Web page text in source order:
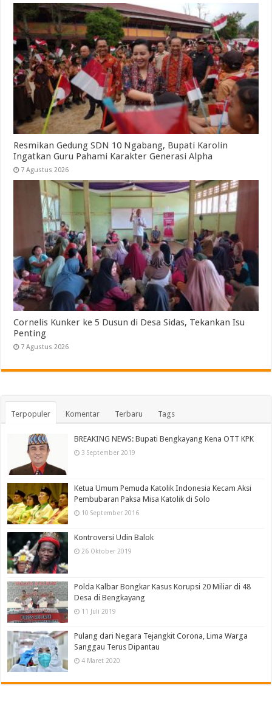
Resmikan Gedung SDN 10 Ngabang, Bupati Karolin
Ingatkan Guru Pahami Karakter Generasi Alpha
7 Agustus 2026
Cornelis Kunker ke 5 Dusun di Desa Sidas, Tekankan Isu
Penting
7 Agustus 2026
Terpopuler Komentar Terbaru Tags
BREAKING NEWS: Bupati Bengkayang Kena OTT KPK
3 September 2019
Ketua Umum Pemuda Katolik Indonesia Kecam Aksi
Pembubaran Paksa Misa Katolik di Solo
10 September 2016
Kontroversi Udin Balok
26 Oktober 2019
Polda Kalbar Bongkar Kasus Korupsi 20 Miliar di 48
Desa di Bengkayang
11 Juli 2019
Pulang dari Negara Tejangkit Corona, Lima Warga
Sanggau Terus Dipantau
4 Maret 2020